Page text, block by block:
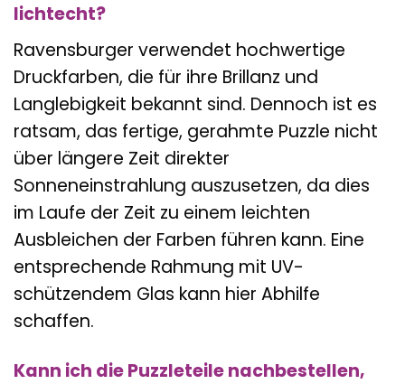
lichtecht?
Ravensburger verwendet hochwertige
Druckfarben, die für ihre Brillanz und
Langlebigkeit bekannt sind. Dennoch ist es
ratsam, das fertige, gerahmte Puzzle nicht
über längere Zeit direkter
Sonneneinstrahlung auszusetzen, da dies
im Laufe der Zeit zu einem leichten
Ausbleichen der Farben führen kann. Eine
entsprechende Rahmung mit UV-
schützendem Glas kann hier Abhilfe
schaffen.
Kann ich die Puzzleteile nachbestellen,